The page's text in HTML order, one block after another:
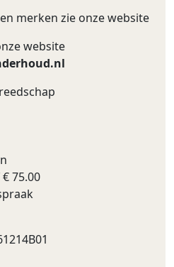
merken zie onze website
website
75.00